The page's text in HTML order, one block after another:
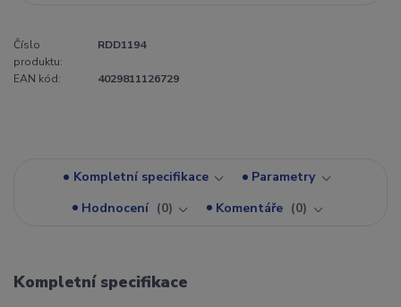
Číslo
produktu:
RDD1194
EAN kód: 4029811126729
Kompletní specifikace
Parametry
Hodnocení
0 Komentáře 0
Kompletní specifikace